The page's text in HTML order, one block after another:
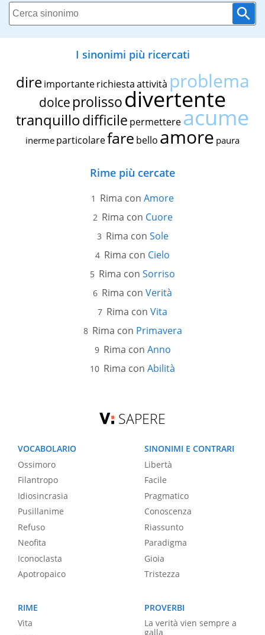
I sinonimi più ricercati
dire importante richiestaattività problema
dolce prolissodivertente
tranquillodifficile permettereacume
inerme particolarefare bello amore paura
Rime più cercate
Rima con Amore
Rima con Cuore
Rima con Sole
Rima con Cielo
Rima con Sorriso
Rima con Verità
Rima con Vita
Rima con Primavera
Rima con Anno
Rima con Abilità
SAPERE
VOCABOLARIO
Ossimoro
Filantropo
Idiosincrasia
Pusillanime
Refuso
Neofita
Iconoclasta
Apotropaico
SINONIMI E CONTRARI
Libertà
Facile
Pragmatico
Conoscenza
Riassunto
Paradigma
Gioia
Tristezza
RIME
Vita
PROVERBI
La verità vien sempre a
galla